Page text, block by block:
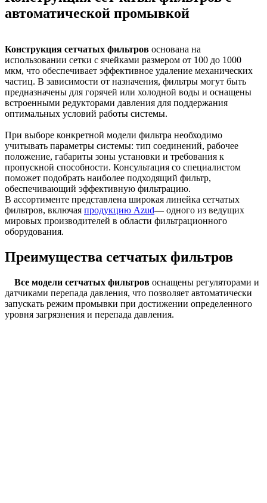
автоматической промывкой
Конструкция сетчатых фильтров основана на
использовании сетки с ячейками размером от 100 до 1000
мкм, что обеспечивает эффективное удаление механических
частиц. В зависимости от назначения, фильтры могут быть
предназначены для горячей или холодной воды и оснащены
встроенными редукторами давления для поддержания
оптимальных условий работы системы.
При выборе конкретной модели фильтра необходимо
учитывать параметры системы: тип соединений, рабочее
положение, габариты зоны установки и требования к
пропускной способности. Консультация со специалистом
поможет подобрать наиболее подходящий фильтр,
обеспечивающий эффективную фильтрацию.
В ассортименте представлена широкая линейка сетчатых
фильтров, включая продукцию Azud— одного из ведущих
мировых производителей в области фильтрационного
оборудования.
Преимущества сетчатых фильтров
Все модели сетчатых фильтров оснащены регуляторами и
датчиками перепада давления, что позволяет автоматически
запускать режим промывки при достижении определенного
уровня загрязнения и перепада давления.